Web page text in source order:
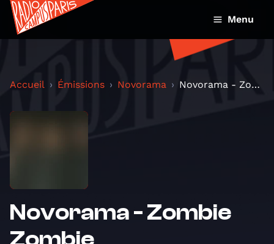
Menu
Accueil Émissions Novorama Novorama - Zombie Zombie
Novorama - Zombie